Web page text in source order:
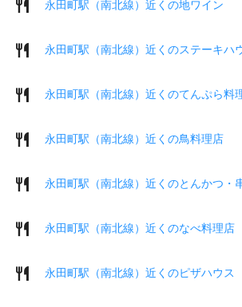
永田町駅（南北線）近くの地ワイン
永田町駅（南北線）近くのステーキハ
永田町駅（南北線）近くのてんぷら料
永田町駅（南北線）近くの鳥料理店
永田町駅（南北線）近くのとんかつ・
永田町駅（南北線）近くのなべ料理店
永田町駅（南北線）近くのピザハウス